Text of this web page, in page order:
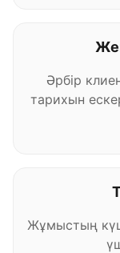
Әрбір
тарихын
Жұмыстың